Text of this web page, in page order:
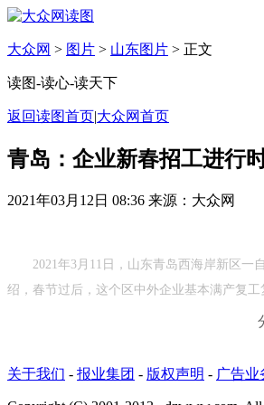
大众网 > 图片 > 山东图片 > 正文
读图-读心-读天下
返回读图首页|大众网首页
青岛：企业新春招工进行
2021年03月12日 08:36 来源：大众网
2021年3月11日，山东青岛西海岸新区一自
绍，春节过后，这个区中外企业基本满产复
关于我们 - 报业集团 - 版权声明 - 广告业